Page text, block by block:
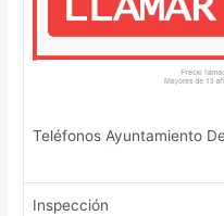
Teléfonos Ayuntamiento
Inspección